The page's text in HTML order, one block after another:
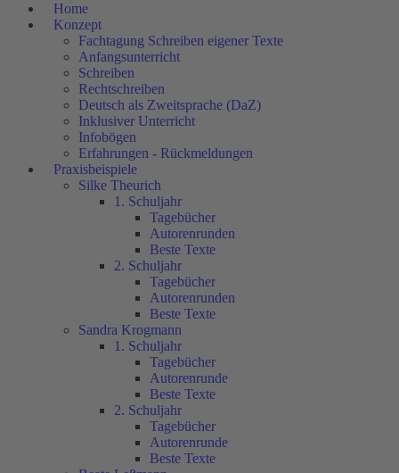
Home
Konzept
Fachtagung Schreiben eigener Texte
Anfangsunterricht
Schreiben
Rechtschreiben
Deutsch als Zweitsprache (DaZ)
Inklusiver Unterricht
Infobögen
Erfahrungen - Rückmeldungen
Praxisbeispiele
Silke Theurich
1. Schuljahr
Tagebücher
Autorenrunden
Beste Texte
2. Schuljahr
Tagebücher
Autorenrunden
Beste Texte
Sandra Krogmann
1. Schuljahr
Tagebücher
Autorenrunde
Beste Texte
2. Schuljahr
Tagebücher
Autorenrunde
Beste Texte